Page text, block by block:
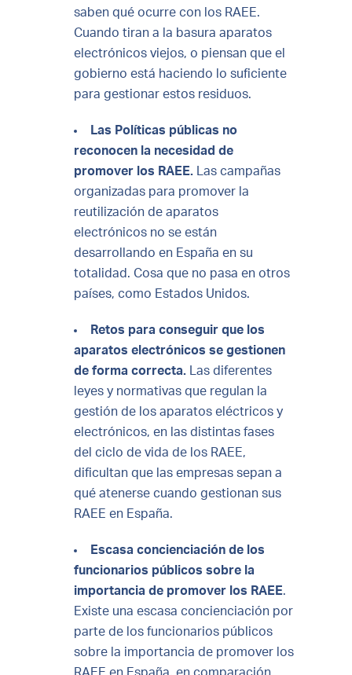
saben qué ocurre con los RAEE.
Cuando tiran a la basura aparatos
electrónicos viejos, o piensan que el
gobierno está haciendo lo suficiente
para gestionar estos residuos.
Las Políticas públicas no
reconocen la necesidad de
promover los RAEE. Las campañas
organizadas para promover la
reutilización de aparatos
electrónicos no se están
desarrollando en España en su
totalidad. Cosa que no pasa en otros
países, como Estados Unidos.
Retos para conseguir que los
aparatos electrónicos se gestionen
de forma correcta. Las diferentes
leyes y normativas que regulan la
gestión de los aparatos eléctricos y
electrónicos, en las distintas fases
del ciclo de vida de los RAEE,
dificultan que las empresas sepan a
qué atenerse cuando gestionan sus
RAEE en España.
Escasa concienciación de los
funcionarios públicos sobre la
importancia de promover los RAEE.
Existe una escasa concienciación por
parte de los funcionarios públicos
sobre la importancia de promover los